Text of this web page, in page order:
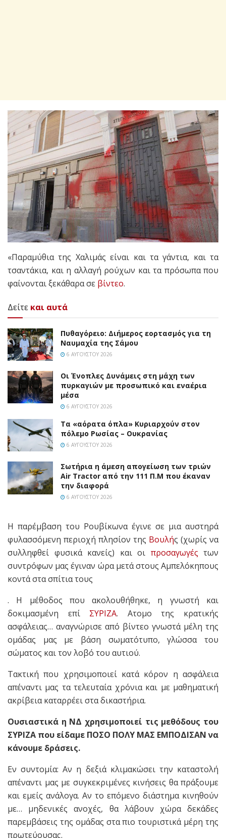
«Παραμύθια της Χαλιμάς είναι και τα γάντια, και τα
τσαντάκια, και η αλλαγή ρούχων και τα πρόσωπα που
φαίνονται ξεκάθαρα σε βίντεο.
Δείτε και αυτά
Πυθαγόρειο: Διήμερος εορτασμός για τη
Ναυμαχία της Σάμου
6 ΑΥΓΟΎΣΤΟΥ 2026
Οι Ένοπλες Δυνάμεις στη μάχη των
πυρκαγιών με προσωπικό και εναέρια
μέσα
6 ΑΥΓΟΎΣΤΟΥ 2026
Τα «αόρατα όπλα» Κυριαρχούν στον
πόλεμο Ρωσίας – Ουκρανίας
6 ΑΥΓΟΎΣΤΟΥ 2026
Σωτήρια η άμεση απογείωση των τριών
Air Tractor από την 111 Π.M που έκαναν
την διαφορά
6 ΑΥΓΟΎΣΤΟΥ 2026
Η παρέμβαση του Ρουβίκωνα έγινε σε μια αυστηρά
φυλασσόμενη περιοχή πλησίον της Βουλής (χωρίς να
συλληφθεί φυσικά κανείς) και οι προσαγωγές των
συντρόφων μας έγιναν ώρα μετά στους Αμπελόκηπους
κοντά στα σπίτια τους
. Η μέθοδος που ακολουθήθηκε, η γνωστή και
δοκιμασμένη επί ΣΥΡΙΖΑ. Ατομο της κρατικής
ασφάλειας… αναγνώρισε από βίντεο γνωστά μέλη της
ομάδας μας με βάση σωματότυπο, γλώσσα του
σώματος και τον λοβό του αυτιού.
Τακτική που χρησιμοποιεί κατά κόρον η ασφάλεια
απέναντι μας τα τελευταία χρόνια και με μαθηματική
ακρίβεια καταρρέει στα δικαστήρια.
Ουσιαστικά η ΝΔ χρησιμοποιεί τις μεθόδους του
ΣΥΡΙΖΑ που είδαμε ΠΟΣΟ ΠΟΛΥ ΜΑΣ ΕΜΠΟΔΙΣΑΝ να
κάνουμε δράσεις.
Εν συντομία: Αν η δεξιά κλιμακώσει την καταστολή
απέναντι μας με συγκεκριμένες κινήσεις θα πράξουμε
και εμείς ανάλογα. Αν το επόμενο διάστημα κινηθούν
με… μηδενικές ανοχές, θα λάβουν χώρα δεκάδες
παρεμβάσεις της ομάδας στα πιο τουριστικά μέρη της
πρωτεύουσας.